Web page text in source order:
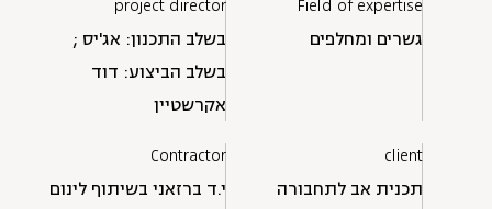
Field of expertise
גשרים ומחלפים
project director
בשלב התכנון: אג'יס ;
בשלב הביצוע: דוד
אקרשטיין
client
תכנית אב לתחבורה
Contractor
י.ד ברזאני בשיתוף לינום